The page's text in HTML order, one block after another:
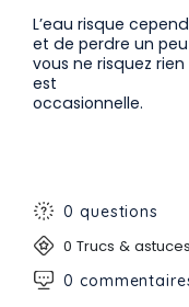
L’eau risque
et de perdre un
vous ne risquez
est
occasionnelle.
0 questions
0 Trucs & astuces
0